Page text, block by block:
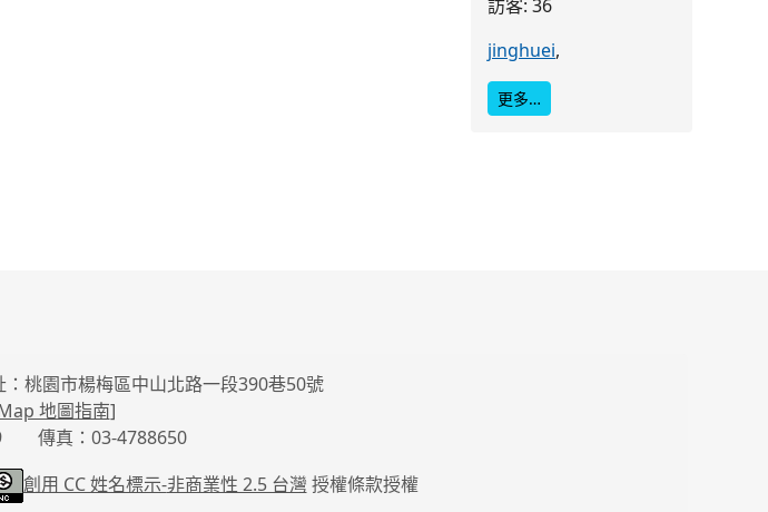
訪客: 36
jinghuei,
更多…
園市楊梅區中山北路一段390巷50號
地圖指南]
傳真：03-4788650
創用 CC 姓名標示-非商業性 2.5 台灣 授權條款授權